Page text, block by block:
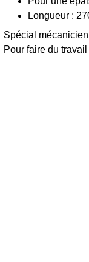
Longueur :
Spécial
Pour faire du